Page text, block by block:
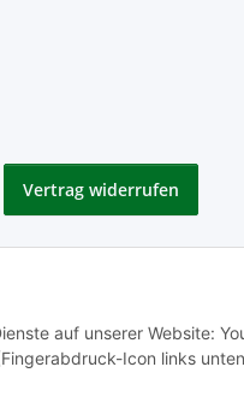
auf unserer Website:
Icon links
Vertrag widerrufen